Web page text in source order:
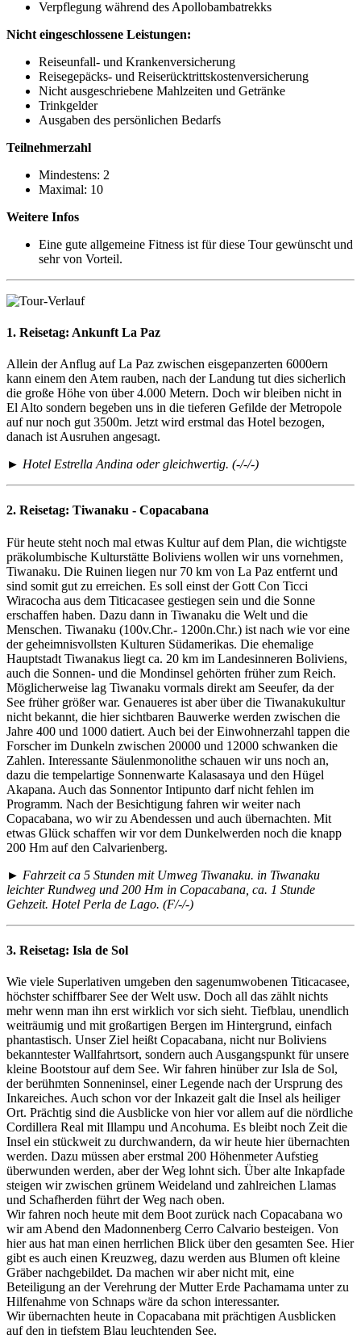
Verpflegung während des Apollobambatrekks
Nicht eingeschlossene Leistungen:
Reiseunfall- und Krankenversicherung
Reisegepäcks- und Reiserücktrittskostenversicherung
Nicht ausgeschriebene Mahlzeiten und Getränke
Trinkgelder
Ausgaben des persönlichen Bedarfs
Teilnehmerzahl
Mindestens: 2
Maximal: 10
Weitere Infos
Eine gute allgemeine Fitness ist für diese Tour gewünscht und
sehr von Vorteil.
1. Reisetag: Ankunft La Paz
Allein der Anflug auf La Paz zwischen eisgepanzerten 6000ern
kann einem den Atem rauben, nach der Landung tut dies sicherlich
die große Höhe von über 4.000 Metern. Doch wir bleiben nicht in
El Alto sondern begeben uns in die tieferen Gefilde der Metropole
auf nur noch gut 3500m. Jetzt wird erstmal das Hotel bezogen,
danach ist Ausruhen angesagt.
► Hotel Estrella Andina oder gleichwertig. (-/-/-)
2. Reisetag: Tiwanaku - Copacabana
Für heute steht noch mal etwas Kultur auf dem Plan, die wichtigste
präkolumbische Kulturstätte Boliviens wollen wir uns vornehmen,
Tiwanaku. Die Ruinen liegen nur 70 km von La Paz entfernt und
sind somit gut zu erreichen. Es soll einst der Gott Con Ticci
Wiracocha aus dem Titicacasee gestiegen sein und die Sonne
erschaffen haben. Dazu dann in Tiwanaku die Welt und die
Menschen. Tiwanaku (100v.Chr.- 1200n.Chr.) ist nach wie vor eine
der geheimnisvollsten Kulturen Südamerikas. Die ehemalige
Hauptstadt Tiwanakus liegt ca. 20 km im Landesinneren Boliviens,
auch die Sonnen- und die Mondinsel gehörten früher zum Reich.
Möglicherweise lag Tiwanaku vormals direkt am Seeufer, da der
See früher größer war. Genaueres ist aber über die Tiwanakukultur
nicht bekannt, die hier sichtbaren Bauwerke werden zwischen die
Jahre 400 und 1000 datiert. Auch bei der Einwohnerzahl tappen die
Forscher im Dunkeln zwischen 20000 und 12000 schwanken die
Zahlen. Interessante Säulenmonolithe schauen wir uns noch an,
dazu die tempelartige Sonnenwarte Kalasasaya und den Hügel
Akapana. Auch das Sonnentor Intipunto darf nicht fehlen im
Programm. Nach der Besichtigung fahren wir weiter nach
Copacabana, wo wir zu Abendessen und auch übernachten. Mit
etwas Glück schaffen wir vor dem Dunkelwerden noch die knapp
200 Hm auf den Calvarienberg.
► Fahrzeit ca 5 Stunden mit Umweg Tiwanaku. in Tiwanaku
leichter Rundweg und 200 Hm in Copacabana, ca. 1 Stunde
Gehzeit. Hotel Perla de Lago. (F/-/-)
3. Reisetag: Isla de Sol
Wie viele Superlativen umgeben den sagenumwobenen Titicacasee,
höchster schiffbarer See der Welt usw. Doch all das zählt nichts
mehr wenn man ihn erst wirklich vor sich sieht. Tiefblau, unendlich
weiträumig und mit großartigen Bergen im Hintergrund, einfach
phantastisch. Unser Ziel heißt Copacabana, nicht nur Boliviens
bekanntester Wallfahrtsort, sondern auch Ausgangspunkt für unsere
kleine Bootstour auf dem See. Wir fahren hinüber zur Isla de Sol,
der berühmten Sonneninsel, einer Legende nach der Ursprung des
Inkareiches. Auch schon vor der Inkazeit galt die Insel als heiliger
Ort. Prächtig sind die Ausblicke von hier vor allem auf die nördliche
Cordillera Real mit Illampu und Ancohuma. Es bleibt noch Zeit die
Insel ein stückweit zu durchwandern, da wir heute hier übernachten
werden. Dazu müssen aber erstmal 200 Höhenmeter Aufstieg
überwunden werden, aber der Weg lohnt sich. Über alte Inkapfade
steigen wir zwischen grünem Weideland und zahlreichen Llamas
und Schafherden führt der Weg nach oben.
Wir fahren noch heute mit dem Boot zurück nach Copacabana wo
wir am Abend den Madonnenberg Cerro Calvario besteigen. Von
hier aus hat man einen herrlichen Blick über den gesamten See. Hier
gibt es auch einen Kreuzweg, dazu werden aus Blumen oft kleine
Gräber nachgebildet. Da machen wir aber nicht mit, eine
Beteiligung an der Verehrung der Mutter Erde Pachamama unter zu
Hilfenahme von Schnaps wäre da schon interessanter.
Wir übernachten heute in Copacabana mit prächtigen Ausblicken
auf den in tiefstem Blau leuchtenden See.